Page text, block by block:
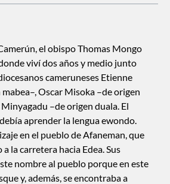
el obispo Thomas Mongo
viví dos años y medio junto
cameruneses Etienne
Oscar Misoka –de origen
–de origen duala. El
aprender la lengua ewondo.
en el pueblo de Afaneman, que
la carretera hacia Edea. Sus
nombre al pueblo porque en este
y, además, se encontraba a